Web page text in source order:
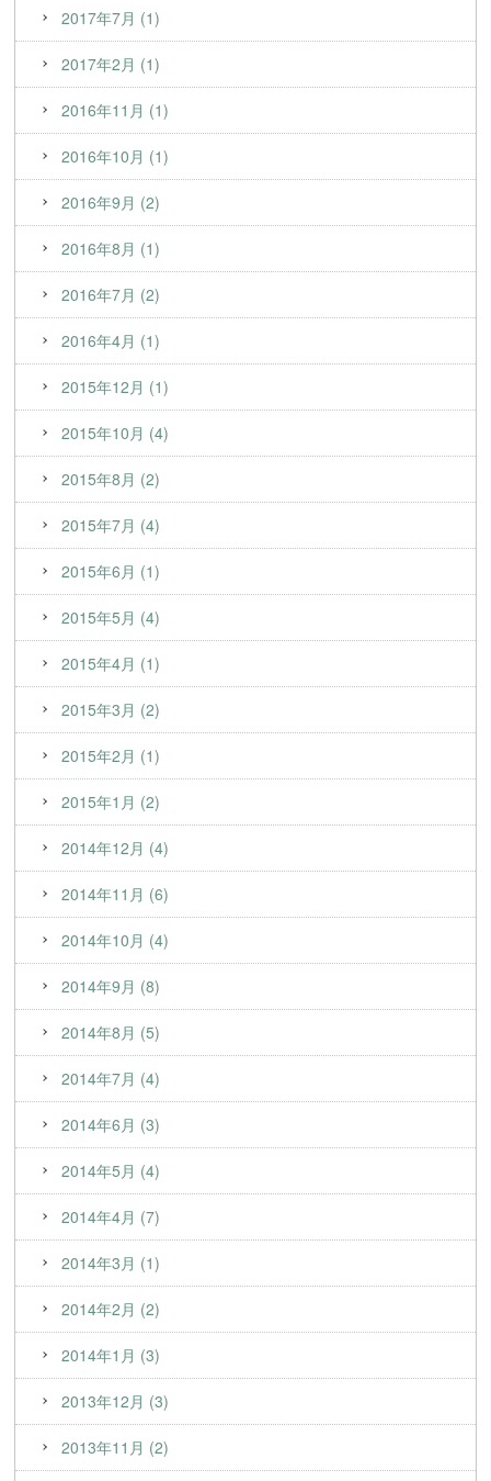
2017年7月 (1)
2017年2月 (1)
2016年11月 (1)
2016年10月 (1)
2016年9月 (2)
2016年8月 (1)
2016年7月 (2)
2016年4月 (1)
2015年12月 (1)
2015年10月 (4)
2015年8月 (2)
2015年7月 (4)
2015年6月 (1)
2015年5月 (4)
2015年4月 (1)
2015年3月 (2)
2015年2月 (1)
2015年1月 (2)
2014年12月 (4)
2014年11月 (6)
2014年10月 (4)
2014年9月 (8)
2014年8月 (5)
2014年7月 (4)
2014年6月 (3)
2014年5月 (4)
2014年4月 (7)
2014年3月 (1)
2014年2月 (2)
2014年1月 (3)
2013年12月 (3)
2013年11月 (2)